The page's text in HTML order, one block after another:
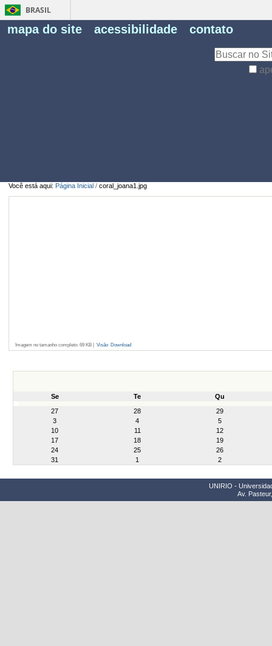
BRASIL
mapa do site acessibilidade contato
Você está aqui: Página Inicial / coral_joana1.jpg
Imagem no tamanho completo: 69 KB| Visão Download
Se Te
Qu
27
28
29
3
4
5
10
11
12
17
18
19
24
25
26
31
1 2
UNIRIO -
Av.